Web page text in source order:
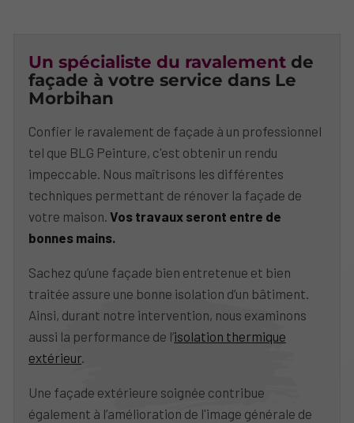
Un spécialiste du ravalement de
façade à votre service dans Le
Morbihan
Confier le ravalement de façade à un professionnel
tel que BLG Peinture, c'est obtenir un rendu
impeccable. Nous maîtrisons les différentes
techniques permettant de rénover la façade de
votre maison.Vos travaux seront entre de
bonnes mains.
Sachez qu’une façade bien entretenue et bien
traitée assure une bonne isolation d’un bâtiment.
Ainsi, durant notre intervention, nous examinons
aussi la performance de l’isolation thermique
extérieur.
Une façade extérieure soignée contribue
également à l’amélioration de l'image générale de